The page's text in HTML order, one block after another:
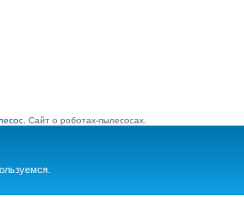
Сайт о роботах-пылесосах.